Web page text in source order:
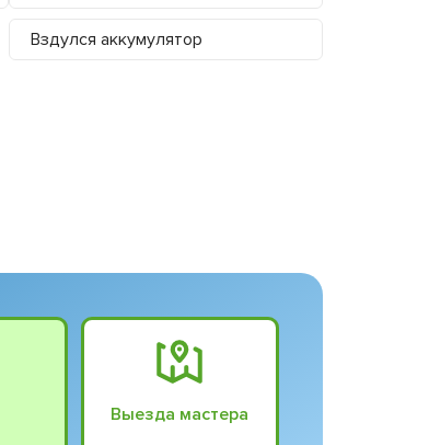
Вздулся аккумулятор
Выезда мастера